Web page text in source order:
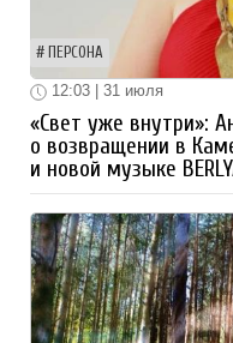
ПЕРСОНА
12:03 | 31 июля
«Свет уже внутри»:
о возвращении в
и новой музыке